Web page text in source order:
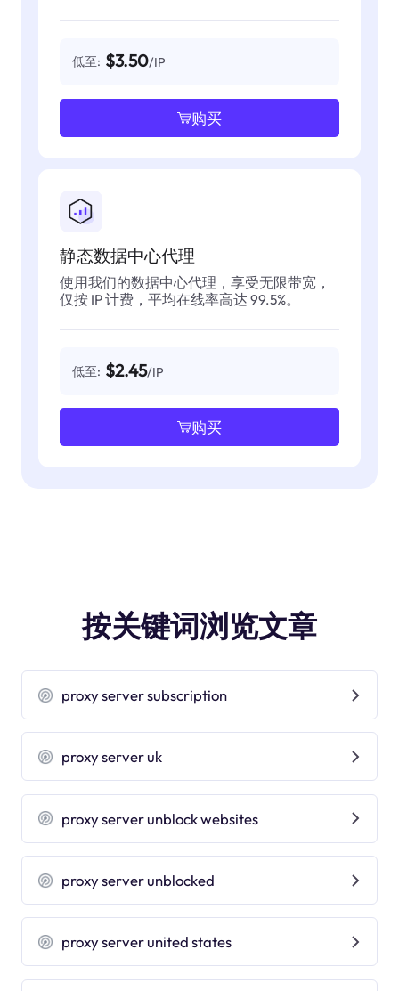
低至: $3.50/IP
购买
静态数据中心代理
使用我们的数据中心代理，享受无限带宽，
仅按 IP 计费，平均在线率高达 99.5%。
低至: $2.45/IP
购买
按关键词浏览文章
proxy server subscription
proxy server uk
proxy server unblock websites
proxy server unblocked
proxy server united states